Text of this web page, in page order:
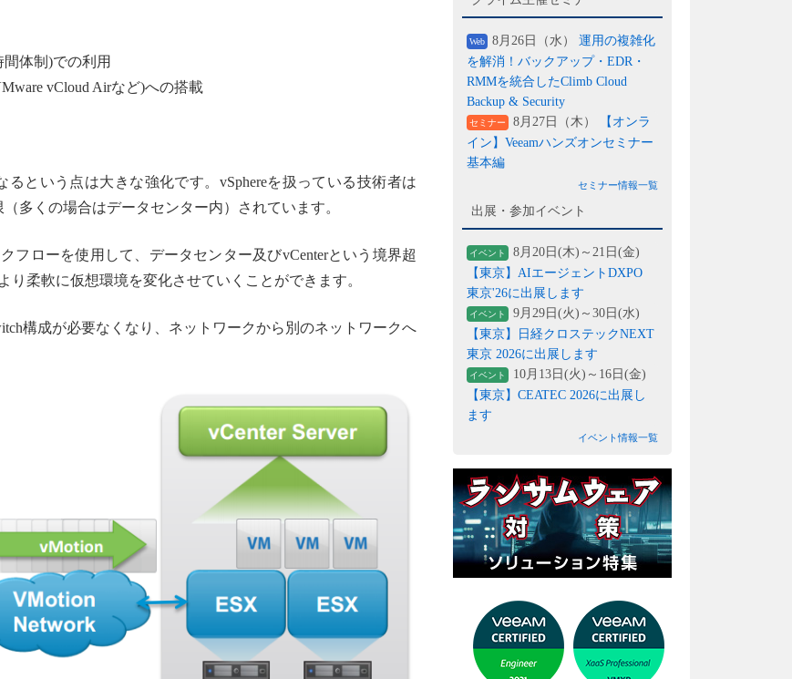
間体制)での利用
vCloud Airなど)への搭載
という点は大きな強化です。vSphereを扱っている技術者は
多くの場合はデータセンター内）されています。
フローを使用して、データセンター及びvCenterという境界超
柔軟に仮想環境を変化させていくことができます。
構成が必要なくなり、ネットワークから別のネットワークへ
Web 8月26日（水） 運用の複雑化
を解消！バックアップ・EDR・
RMMを統合したClimb Cloud
Backup & Security
セミナー 8月27日（木）
【オンラ
イン】Veeamハンズオンセミナー
基本編
セミナー情報一覧
出展・参加イベント
イベント
8月20日(木)～21日(金)
【東京】AIエージェントDXPO
東京'26に出展します
イベント
9月29日(火)～30日(水)
【東京】日経クロステックNEXT
東京 2026に出展します
イベント
10月13日(火)～16日(金)
【東京】CEATEC 2026に出展し
ます
イベント情報一覧